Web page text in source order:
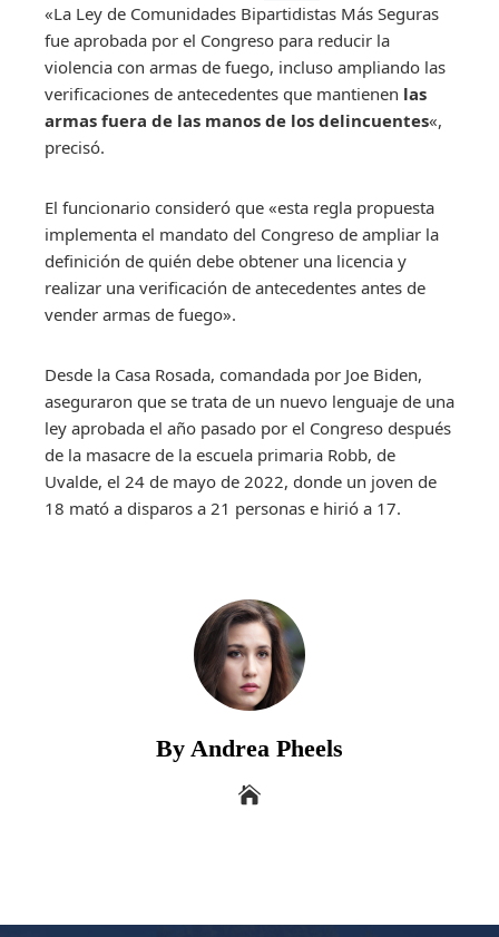
«La Ley de Comunidades Bipartidistas Más Seguras
fue aprobada por el Congreso para reducir la
violencia con armas de fuego, incluso ampliando las
verificaciones de antecedentes que mantienen las
armas fuera de las manos de los delincuentes«,
precisó.
El funcionario consideró que «esta regla propuesta
implementa el mandato del Congreso de ampliar la
definición de quién debe obtener una licencia y
realizar una verificación de antecedentes antes de
vender armas de fuego».
Desde la Casa Rosada, comandada por Joe Biden,
aseguraron que se trata de un nuevo lenguaje de una
ley aprobada el año pasado por el Congreso después
de la masacre de la escuela primaria Robb, de
Uvalde, el 24 de mayo de 2022, donde un joven de
18 mató a disparos a 21 personas e hirió a 17.
By Andrea Pheels